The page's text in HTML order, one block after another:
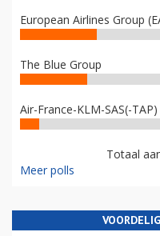
European Airlines Group
The Blue Group
Air-France-KLM-SAS(-TAP)
Totaal
Meer polls